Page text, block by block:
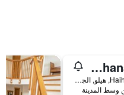
Hawaiian Ohana Home
752 Haihai Street, هيلو, الجزيرة الكبيرة، هاواي, HI, الولايات المتحدة الأميريكية